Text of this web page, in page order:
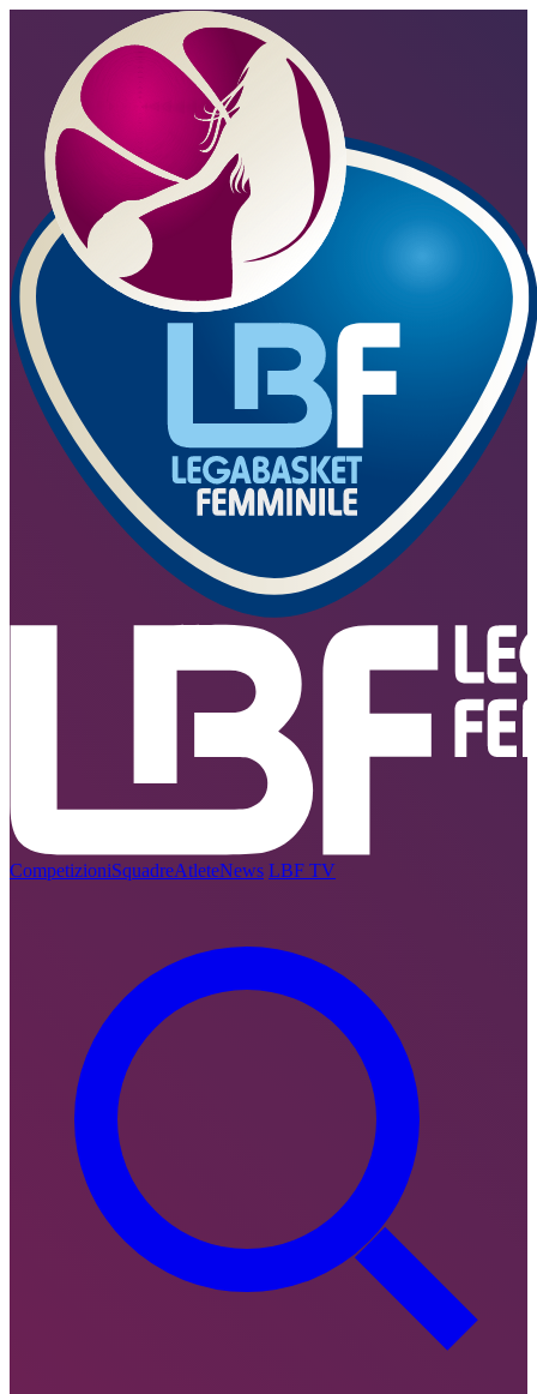
CompetizioniSquadreAtleteNews LBF TV